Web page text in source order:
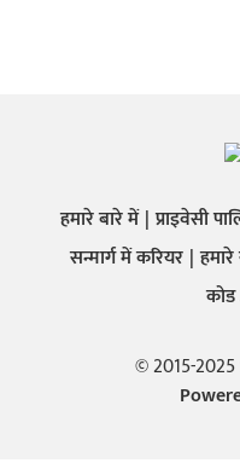
हमारे बारे में प्राइवेसी
सन्मार्ग में करियर हमारे
© 2015-